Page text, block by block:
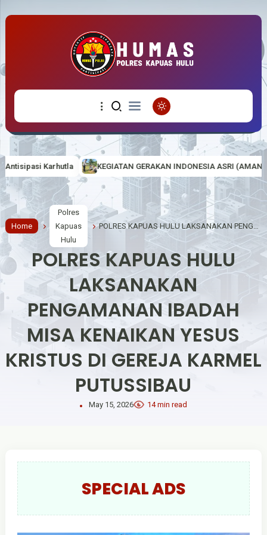
KEGIATAN GERAKAN INDONESIA ASRI (AMAN, SEHAT, RESIK DAN
Home
Polres
Kapuas
Hulu
POLRES KAPUAS HULU LAKSANAKAN PENGAMANAN IBADAH MISA KENAIKAN YESUS KRISTUS DI GEREJA KARMEL PUTUSSIBAU
POLRES KAPUAS HULU
LAKSANAKAN
PENGAMANAN IBADAH
MISA KENAIKAN YESUS
KRISTUS DI GEREJA KARMEL
PUTUSSIBAU
May 15, 2026 14 min read
SPECIAL ADS